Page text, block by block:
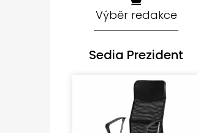
Výběr redakce
Sedia Prezident